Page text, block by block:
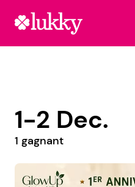
1-2 Dec.
1 gagnant
@my_sweet_name